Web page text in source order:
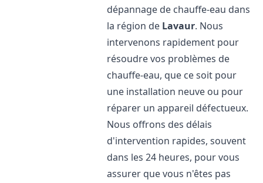
dépannage de chauffe-eau dans
la région de Lavaur. Nous
intervenons rapidement pour
résoudre vos problèmes de
chauffe-eau, que ce soit pour
une installation neuve ou pour
réparer un appareil défectueux.
Nous offrons des délais
d'intervention rapides, souvent
dans les 24 heures, pour vous
assurer que vous n'êtes pas